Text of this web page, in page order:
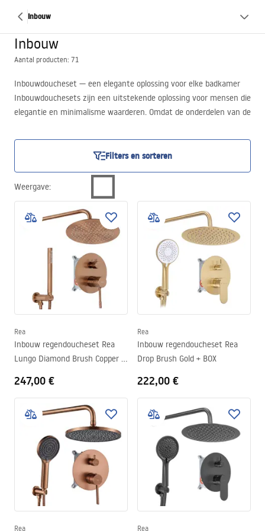
Inbouw
Inbouw
Aantal producten: 71
Inbouwdoucheset — een elegante oplossing voor elke badkamer
Inbouwdouchesets zijn een uitstekende oplossing voor mensen die
elegantie en minimalisme waarderen. Omdat de onderdelen van de
badkamerarmaturen zeer netjes en esthetisch. Op de website van
de winkel Rea is een ruime selectie van dergelijke douchesets in
verschillende kleuren en vormen te vinden. We nodigen u uit om
ze nu te ontdekken!
Zwarte inbouwdoucheset — modieus en stijlvol
Filters en sorteren
Weergave:
Rea
Inbouw regendoucheset Rea
Lungo Diamond Brush Copper +
247,00 €
Rea
Inbouw regendoucheset Rea
Drop Brush Gold + BOX
222,00 €
Rea Rea